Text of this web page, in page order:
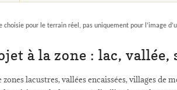
choisie pour le terrain réel, pas uniquement pour l’image
à la zone : lac,
lacustres, vallées encaissées, villages